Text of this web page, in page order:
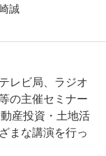
レビ局、ラジオ
の主催セミナー
産投資・土地活
まな講演を行っ